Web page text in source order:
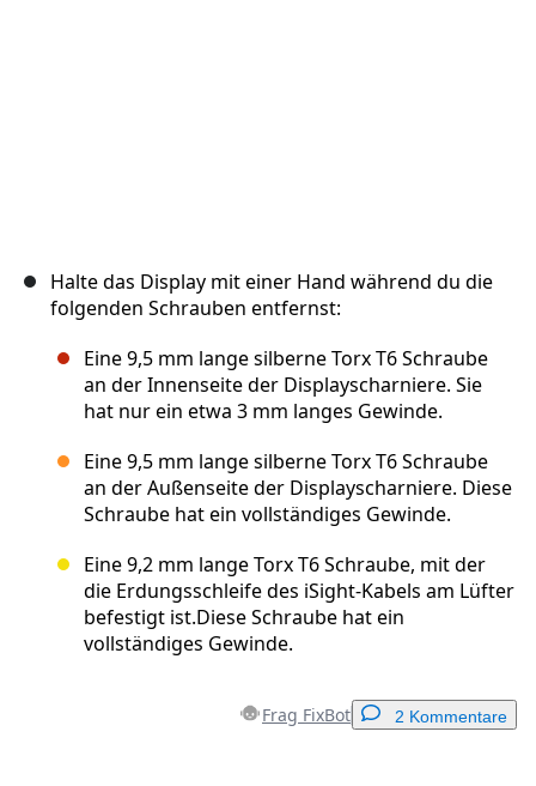
Halte das Display mit einer Hand während du die
folgenden Schrauben entfernst:
Eine 9,5 mm lange silberne Torx T6 Schraube
an der Innenseite der Displayscharniere. Sie
hat nur ein etwa 3 mm langes Gewinde.
Eine 9,5 mm lange silberne Torx T6 Schraube
an der Außenseite der Displayscharniere. Diese
Schraube hat ein vollständiges Gewinde.
Eine 9,2 mm lange Torx T6 Schraube, mit der
die Erdungsschleife des iSight-Kabels am Lüfter
befestigt ist.Diese Schraube hat ein
vollständiges Gewinde.
Frag FixBot 2 Kommentare